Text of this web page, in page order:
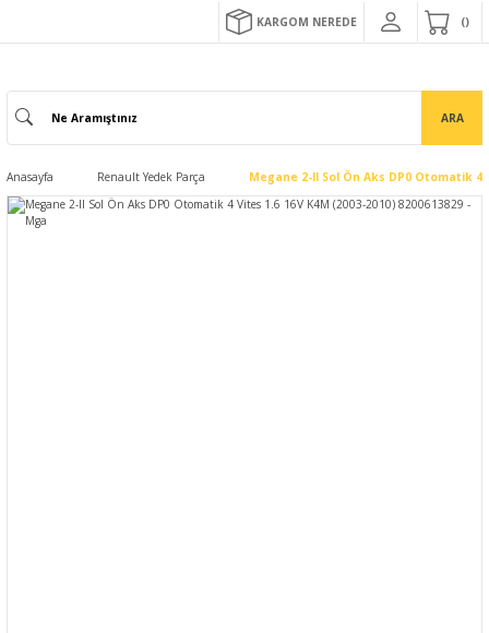
KARGOM NEREDE
ARA
Anasayfa Renault Yedek Parça Megane 2-II Sol Ön Aks DP0 Otomatik 4